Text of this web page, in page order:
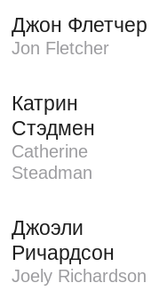
Джон Флетчер
Jon Fletcher
Катрин
Стэдмен
Catherine
Steadman
Джоэли
Ричардсон
Joely Richardson